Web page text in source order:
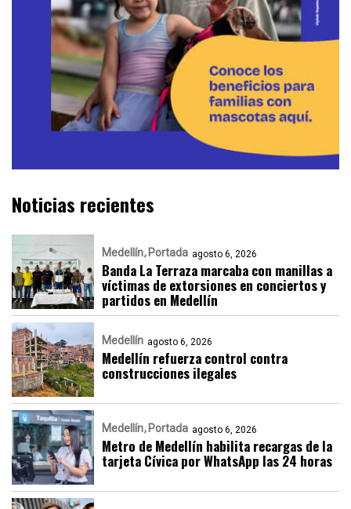
Noticias recientes
Medellín Portada agosto 6, 2026
Banda La Terraza marcaba con manillas a
víctimas de extorsiones en conciertos y
partidos en Medellín
Medellín agosto 6, 2026
Medellín refuerza control contra
construcciones ilegales
Medellín Portada agosto 6, 2026
Metro de Medellín habilita recargas de la
tarjeta Cívica por WhatsApp las 24 horas